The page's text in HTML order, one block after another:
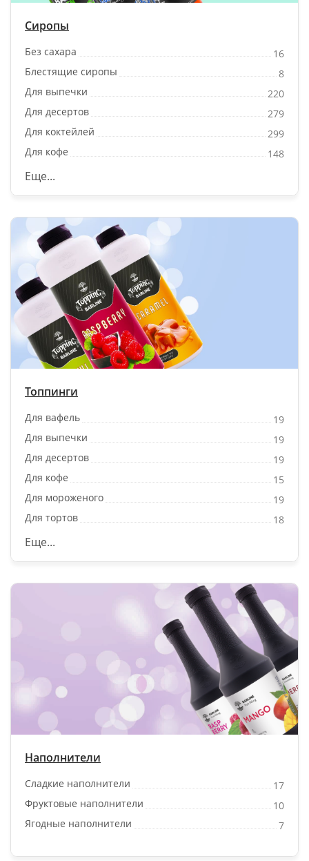
Сиропы
Без сахара
16
Блестящие сиропы
8
Для выпечки
220
Для десертов
279
Для коктейлей
299
Для кофе
148
Еще...
Топпинги
Для вафель
19
Для выпечки
19
Для десертов
19
Для кофе
15
Для мороженого
19
Для тортов
18
Еще...
Наполнители
Сладкие наполнители
17
Фруктовые наполнители
10
Ягодные наполнители
7